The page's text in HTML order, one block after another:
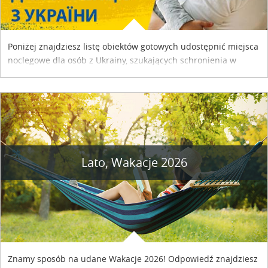
Poniżej znajdziesz listę obiektów gotowych udostępnić miejsca
noclegowe dla osób z Ukrainy, szukających schronienia w
Lato, Wakacje 2026
Znamy sposób na udane Wakacje 2026! Odpowiedź znajdziesz